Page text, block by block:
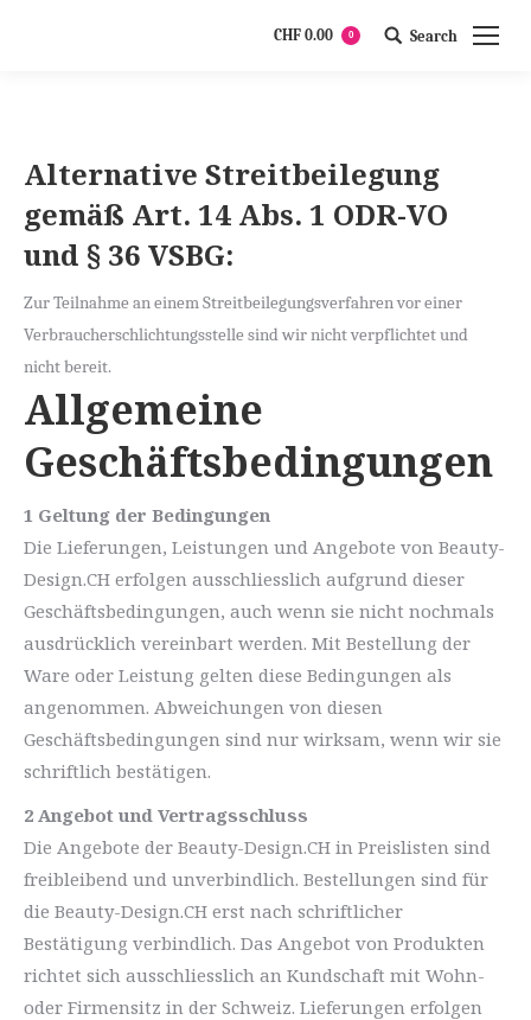
CHF 0.00 0 Search:
Search
Alternative Streitbeilegung
gemäß Art. 14 Abs. 1 ODR-VO
und § 36 VSBG:
Zur Teilnahme an einem Streitbeilegungsverfahren vor einer
Verbraucherschlichtungsstelle sind wir nicht verpflichtet und
nicht bereit.
Allgemeine
Geschäftsbedingungen
1 Geltung der Bedingungen
Die Lieferungen, Leistungen und Angebote von Beauty-
Design.CH erfolgen ausschliesslich aufgrund dieser
Geschäftsbedingungen, auch wenn sie nicht nochmals
ausdrücklich vereinbart werden. Mit Bestellung der
Ware oder Leistung gelten diese Bedingungen als
angenommen. Abweichungen von diesen
Geschäftsbedingungen sind nur wirksam, wenn wir sie
schriftlich bestätigen.
2 Angebot und Vertragsschluss
Die Angebote der Beauty-Design.CH in Preislisten sind
freibleibend und unverbindlich. Bestellungen sind für
die Beauty-Design.CH erst nach schriftlicher
Bestätigung verbindlich. Das Angebot von Produkten
richtet sich ausschliesslich an Kundschaft mit Wohn-
oder Firmensitz in der Schweiz. Lieferungen erfolgen